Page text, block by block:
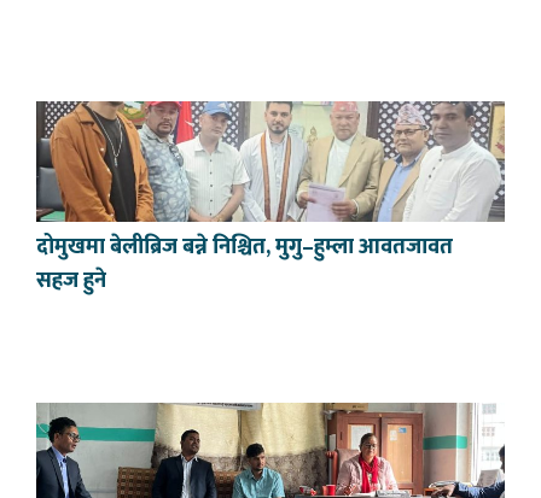
दोमुखमा बेलीब्रिज बन्ने निश्चित, मुगु–हुम्ला आवतजावत
सहज हुने